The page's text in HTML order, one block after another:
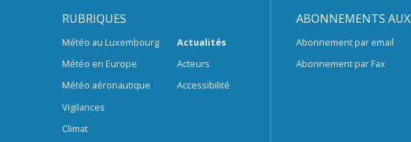
RUBRIQUES
Météo au Luxembourg
Météo en Europe
Météo aéronautique
Vigilances
Climat
Actualités
Acteurs
Accessibilité
ABONNEMENTS
Abonnement par email
Abonnement par Fax